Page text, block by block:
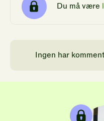
Du må være
Ingen har